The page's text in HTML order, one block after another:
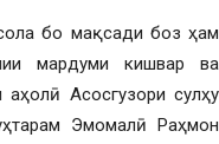
бо мақсади боз ҳам
мардуми кишвар ва
Асосгузори сулҳу
Эмомалӣ Раҳмон